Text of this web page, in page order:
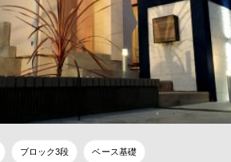
ブロック3段 ベース基礎